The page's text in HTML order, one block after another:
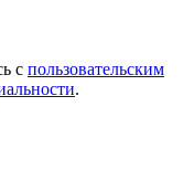
с пользовательским
.